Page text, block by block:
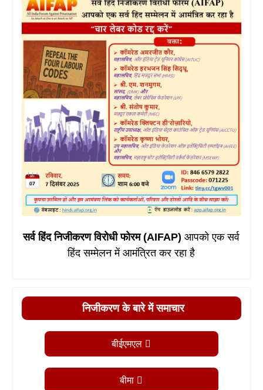
सर्व हिंद निजीकरण विरोधी फोरम (AIFAP)आपको एक सर्व
हिंद सम्मेलन में आमंत्रित कर रहा है
निजीकरण के बारे में समाचार
बीईएमएल
बीमा